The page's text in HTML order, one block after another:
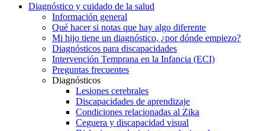
Diagnóstico y cuidado de la salud
Información general
Qué hacer si notas que hay algo diferente
Mi hijo tiene un diagnóstico, ¿por dónde empiezo?
Diagnósticos para discapacidades
Intervención Temprana en la Infancia (ECI)
Preguntas frecuentes
Diagnósticos
Lesiones cerebrales
Discapacidades de aprendizaje
Condiciones relacionadas al Zika
Ceguera y discapacidad visual